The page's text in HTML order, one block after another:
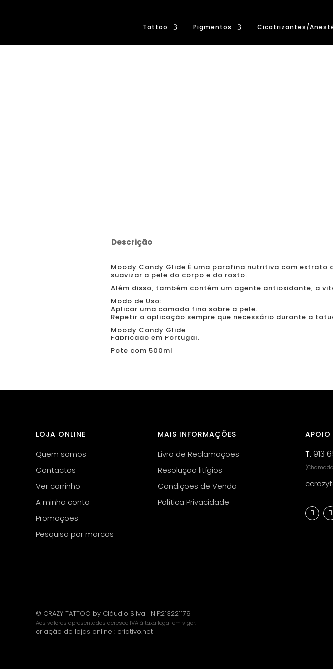
Tattoo Pigmentos Cicatrizantes/
Descrição
Moody Candy Glide É uma parafina nutritiva com extrato
suavizar a pele do corpo e do rosto.
Além disso, também contém um agente antioxidante, a
Modo de Uso:
Aplicar uma camada fina sobre a pele.
Repetir a aplicação sempre que necessário durante a
Moody Candy Glide
Fabricado em Portugal.
Pote com 500ml
LOJA ONLINE
Quem somos
Contactos
Ver carrinho
A minha conta
Promoções
Pesquisa por marcas
MAIS INFORMAÇÕES
Livro de Reclamações
Resolução litígios
Condições de Venda
Política Privacidade
APOIO
T. 913
© CRAZY TATTOO by Cláudio Silva | NIF:213221179
Aos valores apresentados acresce IVA à taxa legal em vigor.
criação de lojas online : criativo.net